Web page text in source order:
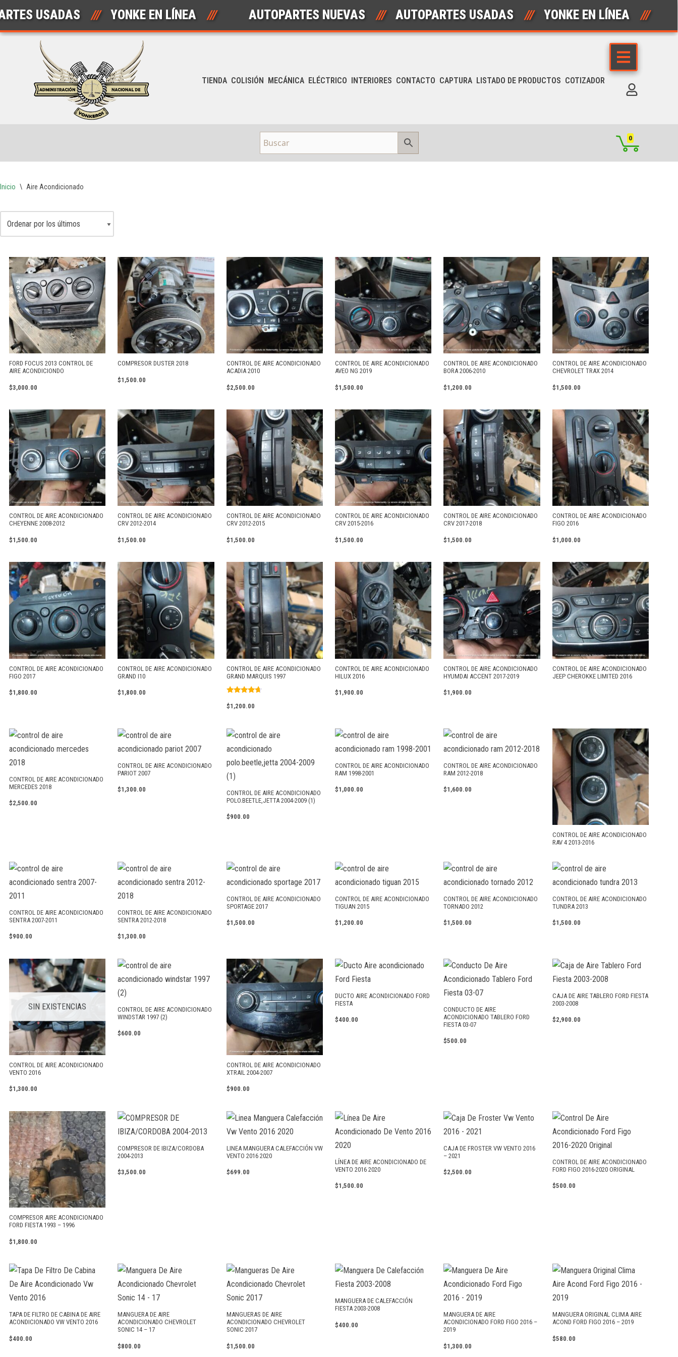
Saltar
/// YONKE EN LÍNEA /// AUTOPARTES NUEVAS /// AUTOPARTES USADAS /// YONKE EN LÍNEA ///
TIENDA COLISIÓN MECÁNICA ELÉCTRICO INTERIORES CONTACTO CAPTURA LISTADO DE PRODUCTOS COTIZADOR
0
Inicio \ Aire Acondicionado
FORD FOCUS 2013 CONTROL DE
AIRE ACONDICIONDO
$3,000.00
COMPRESOR DUSTER 2018
$1,500.00
CONTROL DE AIRE ACONDICIONADO
ACADIA 2010
$2,500.00
CONTROL DE AIRE ACONDICIONADO
AVEO NG 2019
$1,500.00
CONTROL DE AIRE ACONDICIONADO
BORA 2006-2010
$1,200.00
CONTROL DE AIRE ACONDICIONADO
CHEVROLET TRAX 2014
$1,500.00
CONTROL DE AIRE ACONDICIONADO
CHEYENNE 2008-2012
$1,500.00
CONTROL DE AIRE ACONDICIONADO
CRV 2012-2014
$1,500.00
CONTROL DE AIRE ACONDICIONADO
CRV 2012-2015
$1,500.00
CONTROL DE AIRE ACONDICIONADO
CRV 2015-2016
$1,500.00
CONTROL DE AIRE ACONDICIONADO
CRV 2017-2018
$1,500.00
CONTROL DE AIRE ACONDICIONADO
FIGO 2016
$1,000.00
CONTROL DE AIRE ACONDICIONADO
FIGO 2017
$1,800.00
CONTROL DE AIRE ACONDICIONADO
GRAND I10
$1,800.00
CONTROL DE AIRE ACONDICIONADO
GRAND MARQUIS 1997
con
$1,200.00
CONTROL DE AIRE ACONDICIONADO
HILUX 2016
$1,900.00
CONTROL DE AIRE ACONDICIONADO
HYUMDAI ACCENT 2017-2019
$1,900.00
CONTROL DE AIRE ACONDICIONADO
JEEP CHEROKKE LIMITED 2016
CONTROL DE AIRE ACONDICIONADO
MERCEDES 2018
$2,500.00
CONTROL DE AIRE ACONDICIONADO
PARIOT 2007
$1,300.00
CONTROL DE AIRE ACONDICIONADO
POLO.BEETLE,JETTA 2004-2009 (1)
$900.00
CONTROL DE AIRE ACONDICIONADO
RAM 1998-2001
$1,000.00
CONTROL DE AIRE ACONDICIONADO
RAM 2012-2018
$1,600.00
CONTROL DE AIRE ACONDICIONADO
RAV 4 2013-2016
CONTROL DE AIRE ACONDICIONADO
SENTRA 2007-2011
$900.00
CONTROL DE AIRE ACONDICIONADO
SENTRA 2012-2018
$1,300.00
CONTROL DE AIRE ACONDICIONADO
SPORTAGE 2017
$1,500.00
CONTROL DE AIRE ACONDICIONADO
TIGUAN 2015
$1,200.00
CONTROL DE AIRE ACONDICIONADO
TORNADO 2012
$1,500.00
CONTROL DE AIRE ACONDICIONADO
TUNDRA 2013
$1,500.00
SIN EXISTENCIAS
CONTROL DE AIRE ACONDICIONADO
VENTO 2016
$1,300.00
CONTROL DE AIRE ACONDICIONADO
WINDSTAR 1997 (2)
$600.00
CONTROL DE AIRE ACONDICIONADO
XTRAIL 2004-2007
$900.00
DUCTO AIRE ACONDICIONADO FORD
FIESTA
$400.00
CONDUCTO DE AIRE
ACONDICIONADO TABLERO FORD
FIESTA 03-07
$500.00
CAJA DE AIRE TABLERO FORD FIESTA
2003-2008
$2,900.00
COMPRESOR AIRE ACONDICIONADO
FORD FIESTA 1993 – 1996
$1,800.00
COMPRESOR DE IBIZA/CORDOBA
2004-2013
$3,500.00
LINEA MANGUERA CALEFACCIÓN VW
VENTO 2016 2020
$699.00
LÍNEA DE AIRE ACONDICIONADO DE
VENTO 2016 2020
$1,500.00
CAJA DE FROSTER VW VENTO 2016
– 2021
$2,500.00
CONTROL DE AIRE ACONDICIONADO
FORD FIGO 2016-2020 ORIGINAL
$500.00
TAPA DE FILTRO DE CABINA DE AIRE
ACONDICIONADO VW VENTO 2016
$400.00
MANGUERA DE AIRE
ACONDICIONADO CHEVROLET
SONIC 14 – 17
$800.00
MANGUERAS DE AIRE
ACONDICIONADO CHEVROLET
SONIC 2017
$1,500.00
MANGUERA DE CALEFACCIÓN
FIESTA 2003-2008
$400.00
MANGUERA DE AIRE
ACONDICIONADO FORD FIGO 2016 –
2019
$1,300.00
MANGUERA ORIGINAL CLIMA AIRE
ACOND FORD FIGO 2016 – 2019
$580.00